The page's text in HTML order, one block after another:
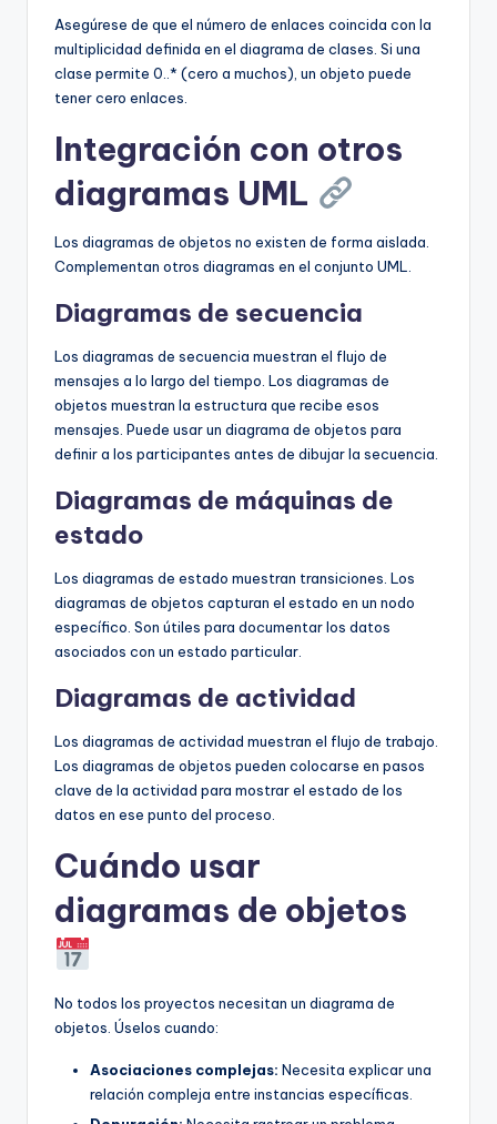
Asegúrese de que el número de enlaces coincida con la
multiplicidad definida en el diagrama de clases. Si una
clase permite 0..* (cero a muchos), un objeto puede
tener cero enlaces.
Integración con otros
diagramas UML
Los diagramas de objetos no existen de forma aislada.
Complementan otros diagramas en el conjunto UML.
Diagramas de secuencia
Los diagramas de secuencia muestran el flujo de
mensajes a lo largo del tiempo. Los diagramas de
objetos muestran la estructura que recibe esos
mensajes. Puede usar un diagrama de objetos para
definir a los participantes antes de dibujar la secuencia.
Diagramas de máquinas de
estado
Los diagramas de estado muestran transiciones. Los
diagramas de objetos capturan el estado en un nodo
específico. Son útiles para documentar los datos
asociados con un estado particular.
Diagramas de actividad
Los diagramas de actividad muestran el flujo de trabajo.
Los diagramas de objetos pueden colocarse en pasos
clave de la actividad para mostrar el estado de los
datos en ese punto del proceso.
Cuándo usar
diagramas de objetos
No todos los proyectos necesitan un diagrama de
objetos. Úselos cuando:
Asociaciones complejas: Necesita explicar una
relación compleja entre instancias específicas.